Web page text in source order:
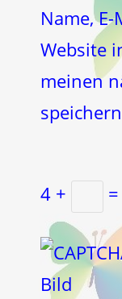
ein
ein
(optional)
Name,
Website
meinen
4 +